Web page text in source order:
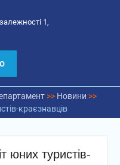
1,
>> Новини >>
краєзнавців
юних туристів-